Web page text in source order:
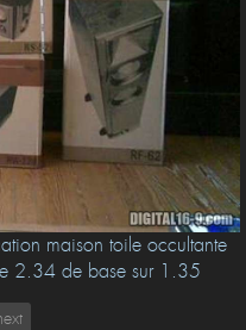
maison toile occultante
2.34 de base sur 1.35